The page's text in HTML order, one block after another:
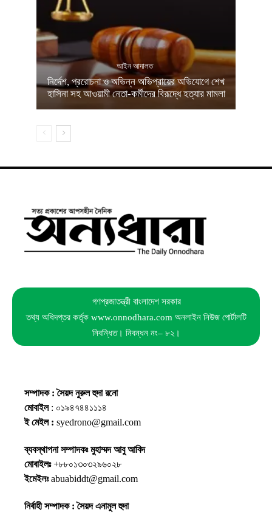
আইন আদালত
নির্দেশ, প্ররোচনা ও অভিন্ন অভিপ্রায়ের অভিযোগে শেখ
হাসিনা সহ আওয়ামী নেতা-কর্মীদের বিরূদ্ধে হত্যার মামলা
গণপ্রজাতন্ত্রী বাংলাদেশ সরকার
তথ্য অধিদপ্তর কর্তৃক www.onnodhara.com অনলাইন নিউজ পোর্টালটি
নিবন্ধিত। নিবন্ধন নং– ৮২।
সম্পাদক : সৈয়দ নুরুল হুদা রনো
মোবাইল: ০১৯৪৭৪৪১১১৪
ই মেইল : syedrono@gmail.com
ব্যবস্থাপনা সম্পাদকঃ মুহাম্মদ আবু আবিদ
মোবাইলঃ+৮৮০১৩০৩২৯৬০২৮
ইমেইলঃabuabiddt@gmail.com
নির্বাহী সম্পাদক : সৈয়দ এনামুল হুদা